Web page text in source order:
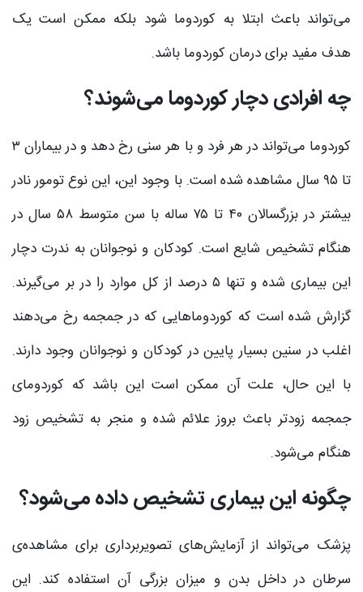
می‌تواند باعث ابتلا به کوردوما شود بلکه ممکن است یک
هدف مفید برای درمان کوردوما باشد.
چه افرادی دچار کوردوما می‌شوند؟
کوردوما می‌تواند در هر فرد و با هر سنی رخ دهد و در بیماران ۳
تا ۹۵ سال مشاهده شده است. با وجود این، این نوع تومور نادر
بیشتر در بزرگسالان ۴۰ تا ۷۵ ساله با سن متوسط ۵۸ سال در
هنگام تشخیص شایع است. کودکان و نوجوانان به ندرت دچار
این بیماری شده و تنها ۵ درصد از کل موارد را در بر می‌گیرند.
گزارش شده است که کوردوماهایی که در جمجمه رخ می‌دهند
اغلب در سنین بسیار پایین در کودکان و نوجوانان وجود دارند.
با این حال، علت آن ممکن است این باشد که کوردومای
جمجمه زودتر باعث بروز علائم شده و منجر به تشخیص زود
هنگام می‌شود.
چگونه این بیماری تشخیص داده می‌شود؟
پزشک می‌تواند از آزمایش‌های تصویربرداری برای مشاهده‌ی
سرطان در داخل بدن و میزان بزرگی آن استفاده کند. این